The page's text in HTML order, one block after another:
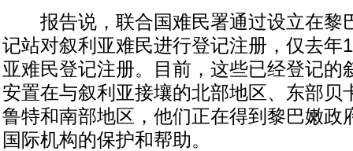
报告说，联合国难民署通过设立在黎
记站对叙利亚难民进行登记注册，仅去年
亚难民登记注册。目前，这些已经登记的
安置在与叙利亚接壤的北部地区、东部贝
鲁特和南部地区，他们正在得到黎巴嫩政
国际机构的保护和帮助。